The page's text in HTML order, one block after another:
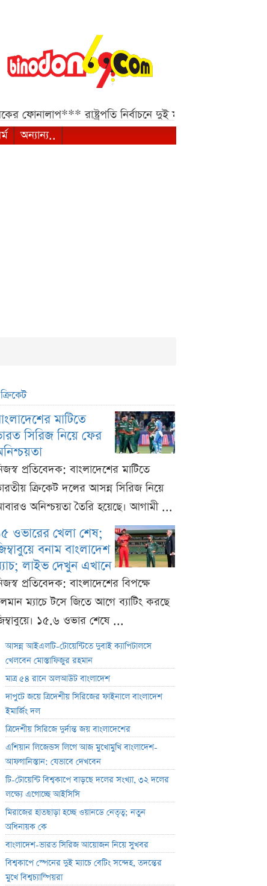
রাষ্ট্রপতি নির্বাচনে দুই মনোনয়নপত্র নিল বিএনপি***
অন্যান্য..
ক্রিকেট
মাটিতে
সিরিজ নিয়ে ফের
প্রতিবেদক: বাংলাদেশের মাটিতে
ক্রিকেট দলের আসন্ন সিরিজ নিয়ে
অনিশ্চয়তা তৈরি হয়েছে। আগামী ...
ওভারের খেলা শেষ;
বনাম বাংলাদেশ
লাইভ দেখুন এখানে
প্রতিবেদক: বাংলাদেশের বিপক্ষে
ম্যাচে টসে জিতে আগে ব্যাটিং করছে
১৫.৬ ওভার শেষে ...
আসন্ন আইএলটি-টোয়েন্টিতে দুবাই ক্যাপিটালসে
খেলবেন মোস্তাফিজুর রহমান
মাত্র ৫৪ রানে অলআউট বাংলাদেশ
দাপুটে জয়ে ত্রিদেশীয় সিরিজের ফাইনালে বাংলাদেশ
ইমার্জিং দল
ত্রিদেশীয় সিরিজে দুর্দান্ত জয় বাংলাদেশের
এশিয়ান লিজেন্ডস লিগে আজ মুখোমুখি বাংলাদেশ-
আফগানিস্তান: যেভাবে দেখবেন
টি-টোয়েন্টি বিশ্বকাপে বাড়ছে দলের সংখ্যা, ৩২ দলের
লক্ষ্যে এগোচ্ছে আইসিসি
মিরাজের হাতছাড়া হচ্ছে ওয়ানডে নেতৃত্ব; নতুন
অধিনায়ক কে
বাংলাদেশ-ভারত সিরিজ আয়োজন নিয়ে সুখবর
বিশ্বকাপে স্পেনের দুই ম্যাচে বেটিং সন্দেহ, তদন্তের
মুখে বিশ্বচ্যাম্পিয়রা